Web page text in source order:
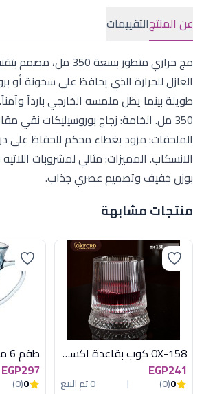
عن المنتجالتقييمات
مج حراري متطور بسعة 350
العازل للحرارة الذي يحافظ على سخونة أو
طويلة بينما يظل ملمسه الخارجي بارداً
350 مل. الخامة: زجاج بوروسيليكات نقي
الملحقات: مزود بغطاء محكم للحفاظ على
الانسكاب. المميزات: مثالي لمشروبات اللاتيه
بوزن خفيف وتصميم عصري جذاب.
منتجات مشابهة
OX-158 كوب بقاعدة اكسفورد
EGP241
0
(0)
0 تم البيع
EGP297
0
(0)